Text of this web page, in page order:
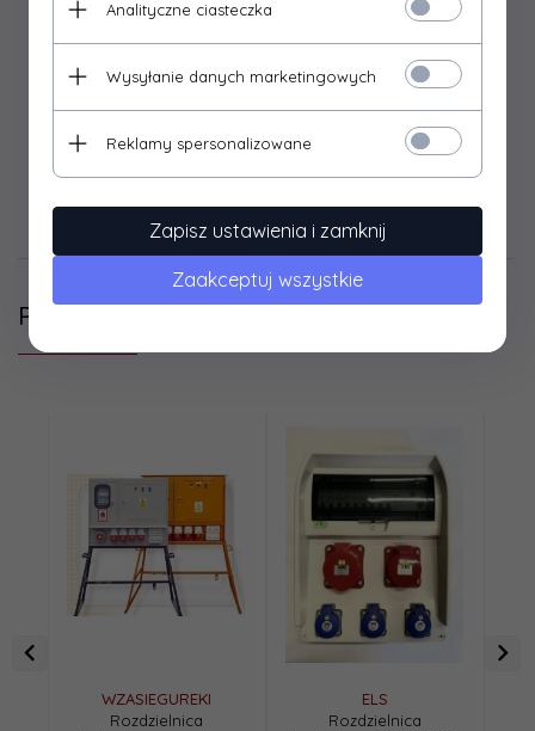
inspekcyjne na 11 modułów, dzięki czemu można
różnicowoprądowe. Wyposażone są w listwy PE i N do
podłączenia zabezpieczeń. Rozdzielnica jest w pełni
Opinie Klientów
Polecamy
WZASIEGUREKI
Rozdzielnica
ELS
Rozdzielnica
Analityczne ciasteczka
Wysyłanie danych marketingowych
Reklamy spersonalizowane
Zapisz ustawienia i zamknij
Zaakceptuj wszystkie